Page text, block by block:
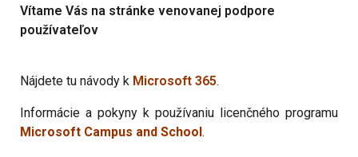
Vítame Vás na stránke venovanej podpore
používateľov
Nájdete tu návody k Microsoft 365.
Informácie a pokyny k používaniu licenčného programu
Microsoft Campus and School.